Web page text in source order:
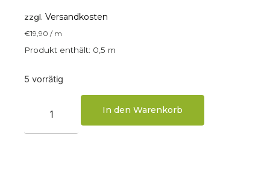
zzgl. Versandkosten
€19,90 / m
Produkt enthält: 0,5 m
5 vorrätig
In den Warenkorb